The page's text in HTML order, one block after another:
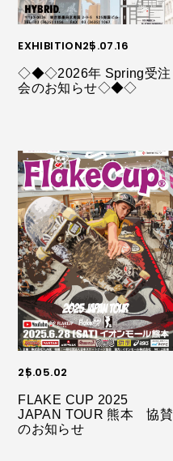
EXHIBITION25.07.16
◇◆◇2026年 Spring受注
会のお知らせ◇◆◇
25.05.02
FLAKE CUP 2025
JAPAN TOUR 熊本 協賛
のお知らせ